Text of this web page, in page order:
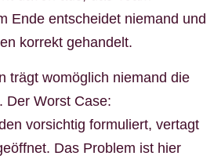
Ende entscheidet niemand und
korrekt gehandelt.
trägt womöglich niemand die
Der Worst Case:
vorsichtig formuliert, vertagt
Das Problem ist hier